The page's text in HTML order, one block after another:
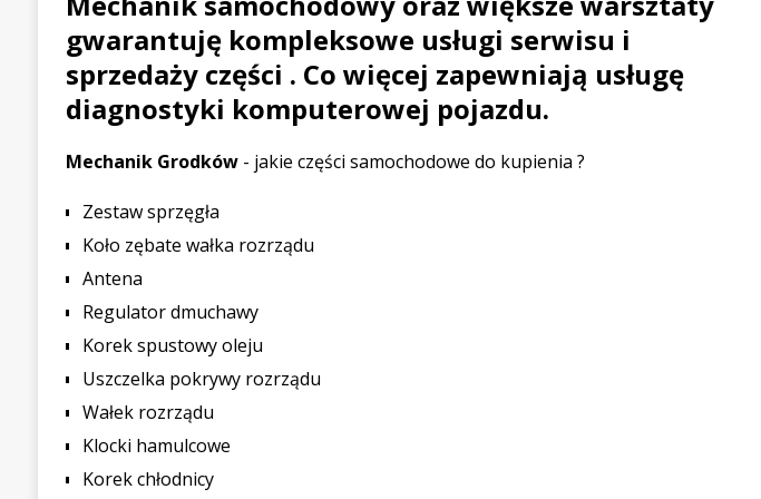
gwarantuję kompleksowe usługi serwisu i
sprzedaży części . Co więcej zapewniają usługę
diagnostyki komputerowej pojazdu.
Mechanik Grodków- jakie części samochodowe do kupienia ?
Zestaw sprzęgła
Koło zębate wałka rozrządu
Antena
Regulator dmuchawy
Korek spustowy oleju
Uszczelka pokrywy rozrządu
Wałek rozrządu
Klocki hamulcowe
Korek chłodnicy